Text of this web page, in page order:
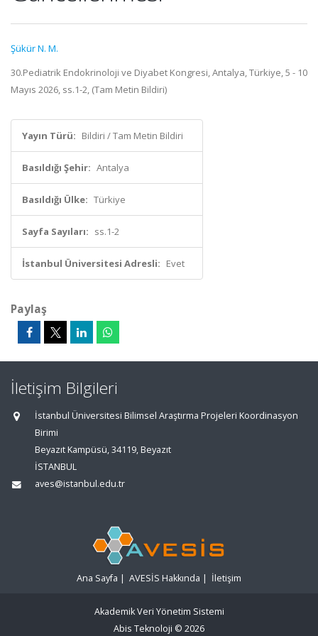
Şükür N. M.
30.Pediatrik Endokrinoloji ve Diyabet Kongresi, Antalya, Türkiye, 5 - 10
Mayıs 2026, ss.1-2, (Tam Metin Bildiri)
Yayın Türü: Bildiri / Tam Metin Bildiri
Basıldığı Şehir: Antalya
Basıldığı Ülke: Türkiye
Sayfa Sayıları: ss.1-2
İstanbul Üniversitesi Adresli: Evet
Paylaş
İletişim Bilgileri
İstanbul Üniversitesi Bilimsel Araştırma Projeleri Koordinasyon
Birimi
Beyazıt Kampüsü, 34119, Beyazıt
İSTANBUL
aves@istanbul.edu.tr
Ana Sayfa | AVESİS Hakkında | İletişim
Akademik Veri Yönetim Sistemi
Abis Teknoloji © 2026